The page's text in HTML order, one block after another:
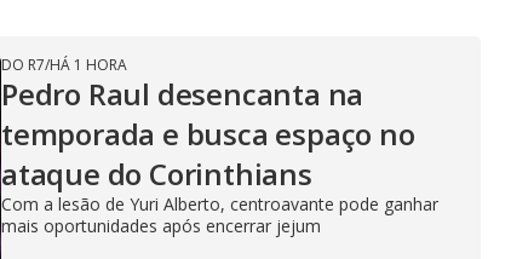
DO R7/HÁ 1 HORA
Pedro Raul desencanta na
temporada e busca espaço no
ataque do Corinthians
Com a lesão de Yuri Alberto, centroavante pode ganhar
mais oportunidades após encerrar jejum